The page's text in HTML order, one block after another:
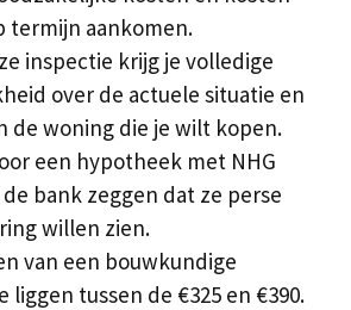
termijn aankomen.
inspectie krijg je volledige
over de actuele situatie en
de woning die je wilt kopen.
een hypotheek met NHG
bank zeggen dat ze perse
willen zien.
van een bouwkundige
liggen tussen de €325 en €390.